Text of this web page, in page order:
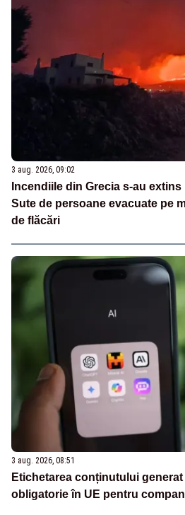
3 aug. 2026, 09:02
Incendiile din Grecia s-au
Sute de persoane evacuate pe
de flăcări
3 aug. 2026, 08:51
Etichetarea conținutului
obligatorie în UE pentru